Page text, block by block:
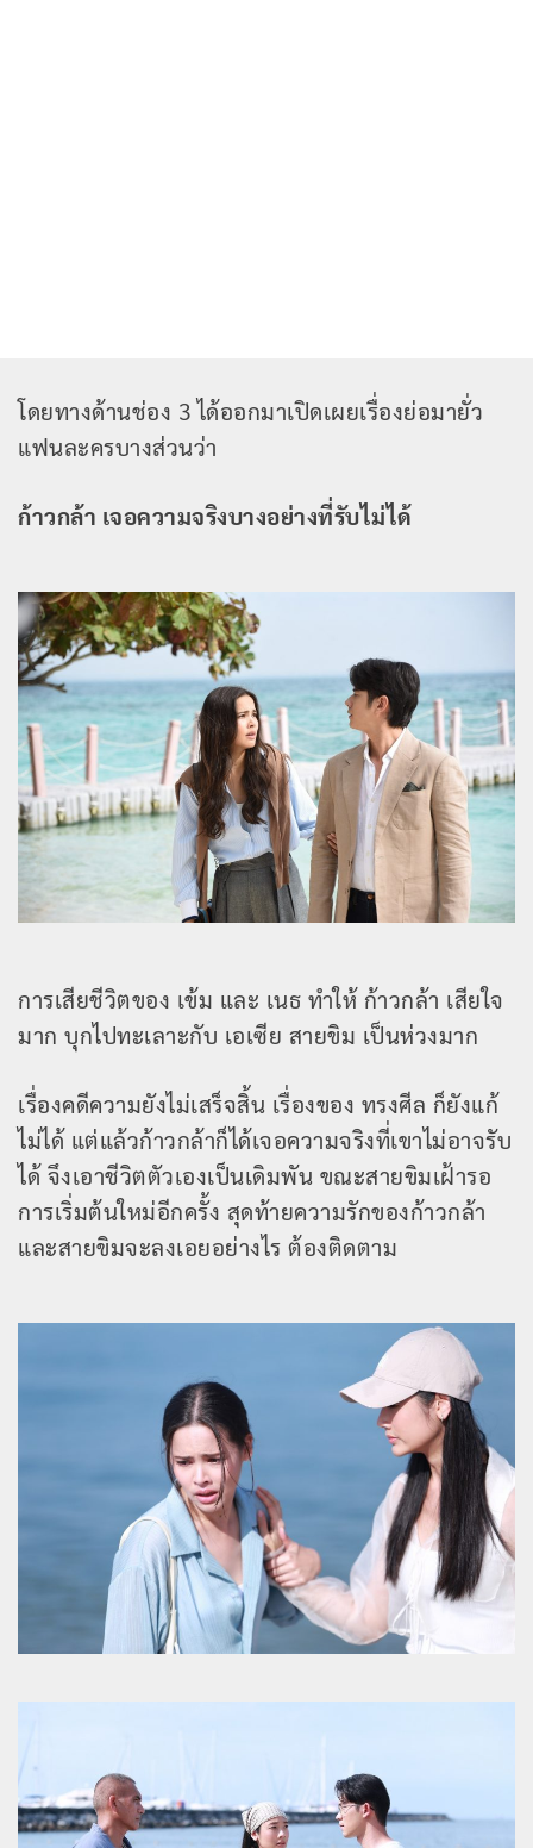
โดยทางด้านช่อง 3 ได้ออกมาเปิดเผยเรื่องย่อมายั่ว
แฟนละครบางส่วนว่า
ก้าวกล้า เจอความจริงบางอย่างที่รับไม่ได้
การเสียชีวิตของ เข้ม และ เนธ ทำให้ ก้าวกล้า เสียใจ
มาก บุกไปทะเลาะกับ เอเซีย สายขิม เป็นห่วงมาก
เรื่องคดีความยังไม่เสร็จสิ้น เรื่องของ ทรงศีล ก็ยังแก้
ไม่ได้ แต่แล้วก้าวกล้าก็ได้เจอความจริงที่เขาไม่อาจรับ
ได้ จึงเอาชีวิตตัวเองเป็นเดิมพัน ขณะสายขิมเฝ้ารอ
การเริ่มต้นใหม่อีกครั้ง สุดท้ายความรักของก้าวกล้า
และสายขิมจะลงเอยอย่างไร ต้องติดตาม